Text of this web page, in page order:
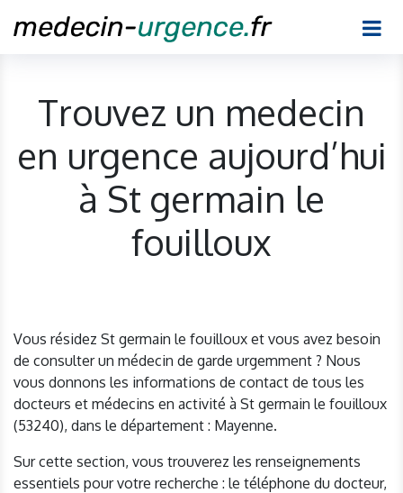
Trouvez un medecin
en urgence aujourd’hui
à St germain le
fouilloux
Vous résidez St germain le fouilloux et vous avez besoin
de consulter un médecin de garde urgemment ? Nous
vous donnons les informations de contact de tous les
docteurs et médecins en activité à St germain le fouilloux
(53240), dans le département : Mayenne.
Sur cette section, vous trouverez les renseignements
essentiels pour votre recherche : le téléphone du docteur,